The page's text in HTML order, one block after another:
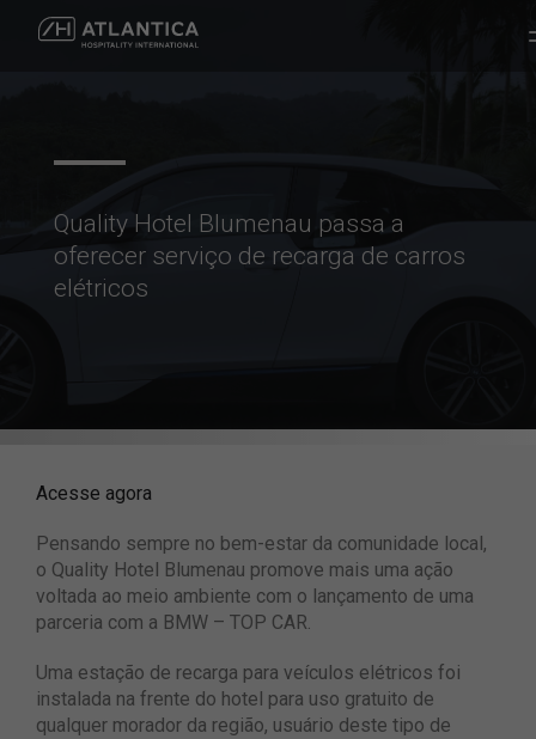
Quality Hotel Blumenau passa a
oferecer serviço de recarga de carros
elétricos
Acesse agora
Pensando sempre no bem-estar da comunidade local,
o Quality Hotel Blumenau promove mais uma ação
voltada ao meio ambiente com o lançamento de uma
parceria com a BMW – TOP CAR.
Uma estação de recarga para veículos elétricos foi
instalada na frente do hotel para uso gratuito de
qualquer morador da região, usuário deste tipo de